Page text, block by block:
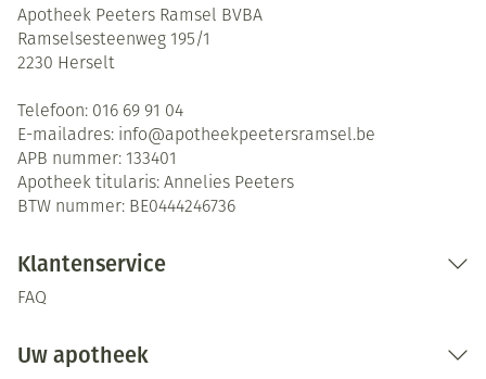
Apotheek Peeters Ramsel BVBA
Ramselsesteenweg 195/1
2230 Herselt
Telefoon: 016 69 91 04
E-mailadres: info@apotheekpeetersramsel.be
APB nummer: 133401
Apotheek titularis: Annelies Peeters
BTW nummer: BE0444246736
Klantenservice
FAQ
Uw apotheek